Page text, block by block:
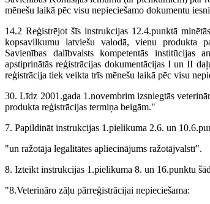
mēnešu laikā pēc visu nepieciešamo dokumentu
14.2 Reģistrējot šīs instrukcijas 12.4.punktā
kopsavilkumu latviešu valodā, vienu produkta
Savienības dalībvalsts kompetentās institūcijas
apstiprinātās reģistrācijas dokumentācijas I un II
reģistrācija tiek veikta trīs mēnešu laikā pēc visu
30. Līdz 2001.gada 1.novembrim izsniegtās
produkta reģistrācijas termiņa beigām."
7. Papildināt instrukcijas 1.pielikuma 2.6. un
"un ražotāja legalitātes apliecinājums ražotājvalstī".
8. Izteikt instrukcijas 1.pielikuma 8. un 16.punktu
"8.Veterināro zāļu pārreģistrācijai nepieciešama: